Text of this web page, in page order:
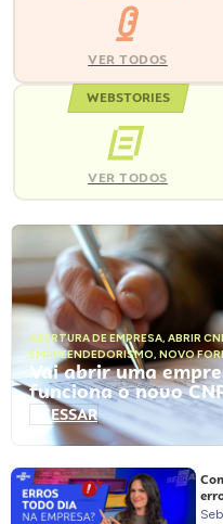
VER TODOS
WEBSTORIES
VER TODOS
ABERTURA DE EMPRESA, ABRIR
EMPREENDEDORISMO, NOVO
Vai abrir uma
funciona o novo
ACESSAR